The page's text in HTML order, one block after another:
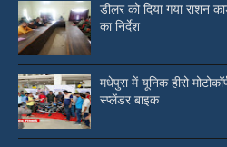
डीलर को दिया गया राशन
का निर्देश
मधेपुरा में यूनिक हीरो
स्प्लेंडर बाइक